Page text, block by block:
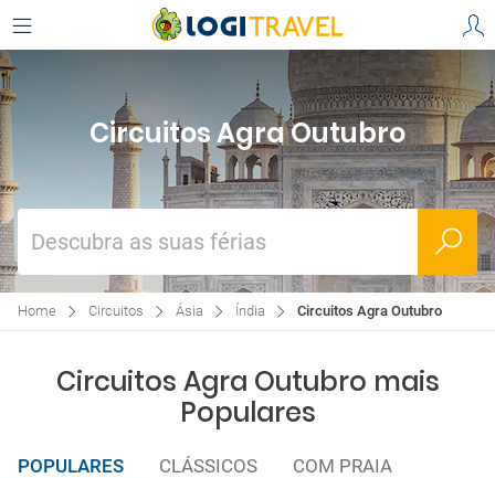
Circuitos Agra Outubro
Descubra as suas férias
Home Circuitos Ásia Índia Circuitos Agra Outubro
Circuitos Agra Outubro mais
Populares
POPULARES CLÁSSICOS COM PRAIA